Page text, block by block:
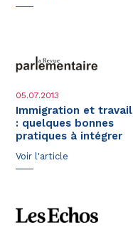
05.07.2013
Immigration et travail
: quelques bonnes
pratiques à intégrer
Voir l'article